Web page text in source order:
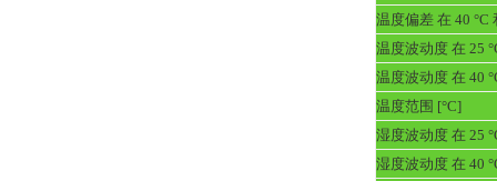
温度偏差 在 40 °C
温度波动度 在 25
温度波动度 在 40
温度范围 [°C]
湿度波动度 在 25
湿度波动度 在 40